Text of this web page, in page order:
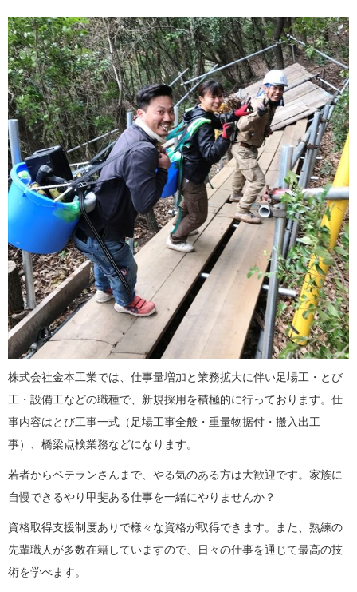
株式会社金本工業では、仕事量増加と業務拡大に伴い足場工・とび
工・設備工などの職種で、新規採用を積極的に行っております。仕
事内容はとび工事一式（足場工事全般・重量物据付・搬入出工
事）、橋梁点検業務などになります。
若者からベテランさんまで、やる気のある方は大歓迎です。家族に
自慢できるやり甲斐ある仕事を一緒にやりませんか？
資格取得支援制度ありで様々な資格が取得できます。また、熟練の
先輩職人が多数在籍していますので、日々の仕事を通じて最高の技
術を学べます。